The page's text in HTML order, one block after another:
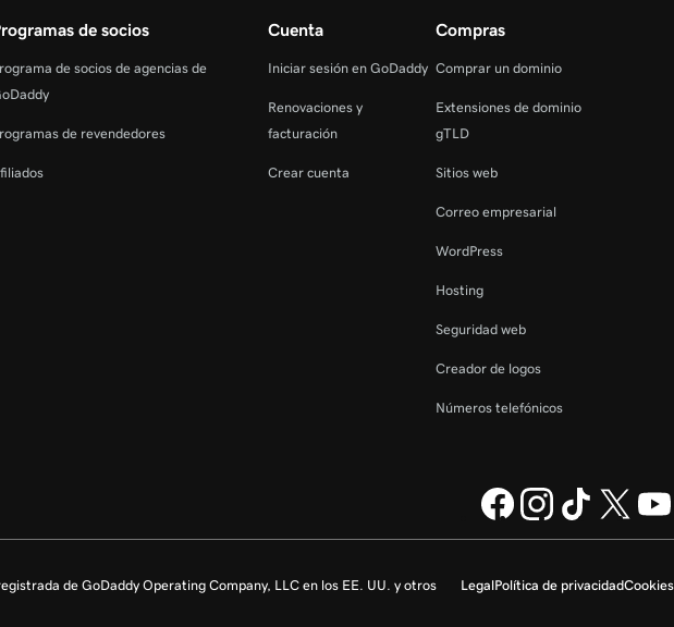
de socios
de socios de agencias de
de revendedores
Cuenta
Iniciar sesión en GoDaddy
Renovaciones y
facturación
Crear cuenta
Compras
Comprar un dominio
Extensiones de dominio
gTLD
Sitios web
Correo empresarial
WordPress
Hosting
Seguridad web
Creador de logos
Números telefónicos
LegalPolítica de privacidadCookies
de GoDaddy Operating Company, LLC en los EE. UU. y otros